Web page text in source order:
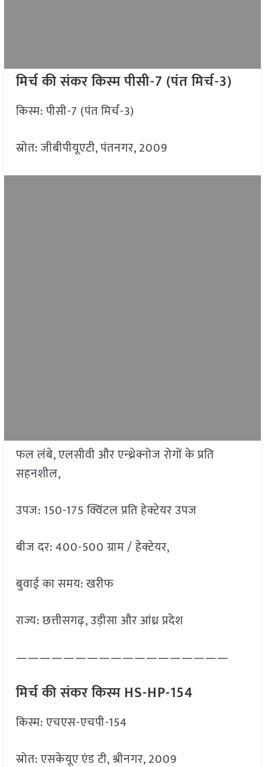
मिर्च की संकर किस्म पीसी-7 (पंत मिर्च-3)
किस्म: पीसी-7 (पंत मिर्च-3)
स्रोत: जीबीपीयूएटी, पंतनगर, 2009
फल लंबे, एलसीवी और एन्थ्रेक्नोज रोगों के प्रति
सहनशील,
उपज: 150-175 क्विंटल प्रति हेक्टेयर उपज
बीज दर: 400-500 ग्राम / हेक्टेयर,
बुवाई का समय: खरीफ
राज्य: छत्तीसगढ़, उड़ीसा और आंध्र प्रदेश
——————————————————
मिर्च की संकर किस्म HS-HP-154
किस्म: एचएस-एचपी-154
स्रोत: एसकेयूए एंड टी, श्रीनगर, 2009